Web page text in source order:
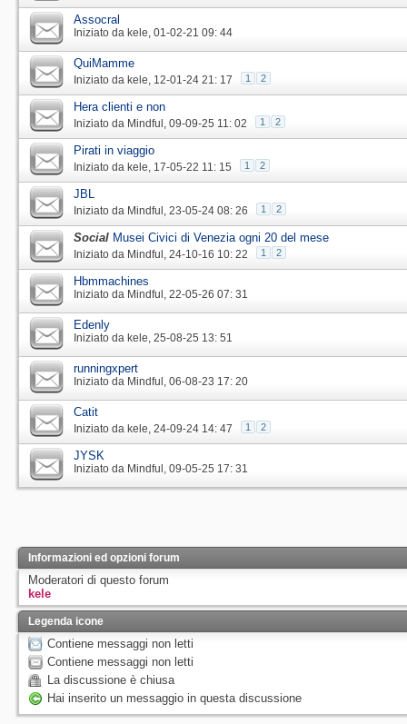
Assocral
Iniziato da kele‎, 01-02-21 09: 44
QuiMamme
Iniziato da kele‎, 12-01-24 21: 17 1 2
Hera clienti e non
Iniziato da Mindful‎, 09-09-25 11: 02 1 2
Pirati in viaggio
Iniziato da kele‎, 17-05-22 11: 15 1 2
JBL
Iniziato da Mindful‎, 23-05-24 08: 26 1 2
Social Musei Civici di Venezia ogni 20 del mese
Iniziato da Mindful‎, 24-10-16 10: 22 1 2
Hbmmachines
Iniziato da Mindful‎, 22-05-26 07: 31
Edenly
Iniziato da kele‎, 25-08-25 13: 51
runningxpert
Iniziato da Mindful‎, 06-08-23 17: 20
Catit
Iniziato da kele‎, 24-09-24 14: 47 1 2
JYSK
Iniziato da Mindful‎, 09-05-25 17: 31
Informazioni ed opzioni forum
Moderatori di questo forum
kele
Legenda icone
Contiene messaggi non letti
Contiene messaggi non letti
La discussione è chiusa
Hai inserito un messaggio in questa discussione